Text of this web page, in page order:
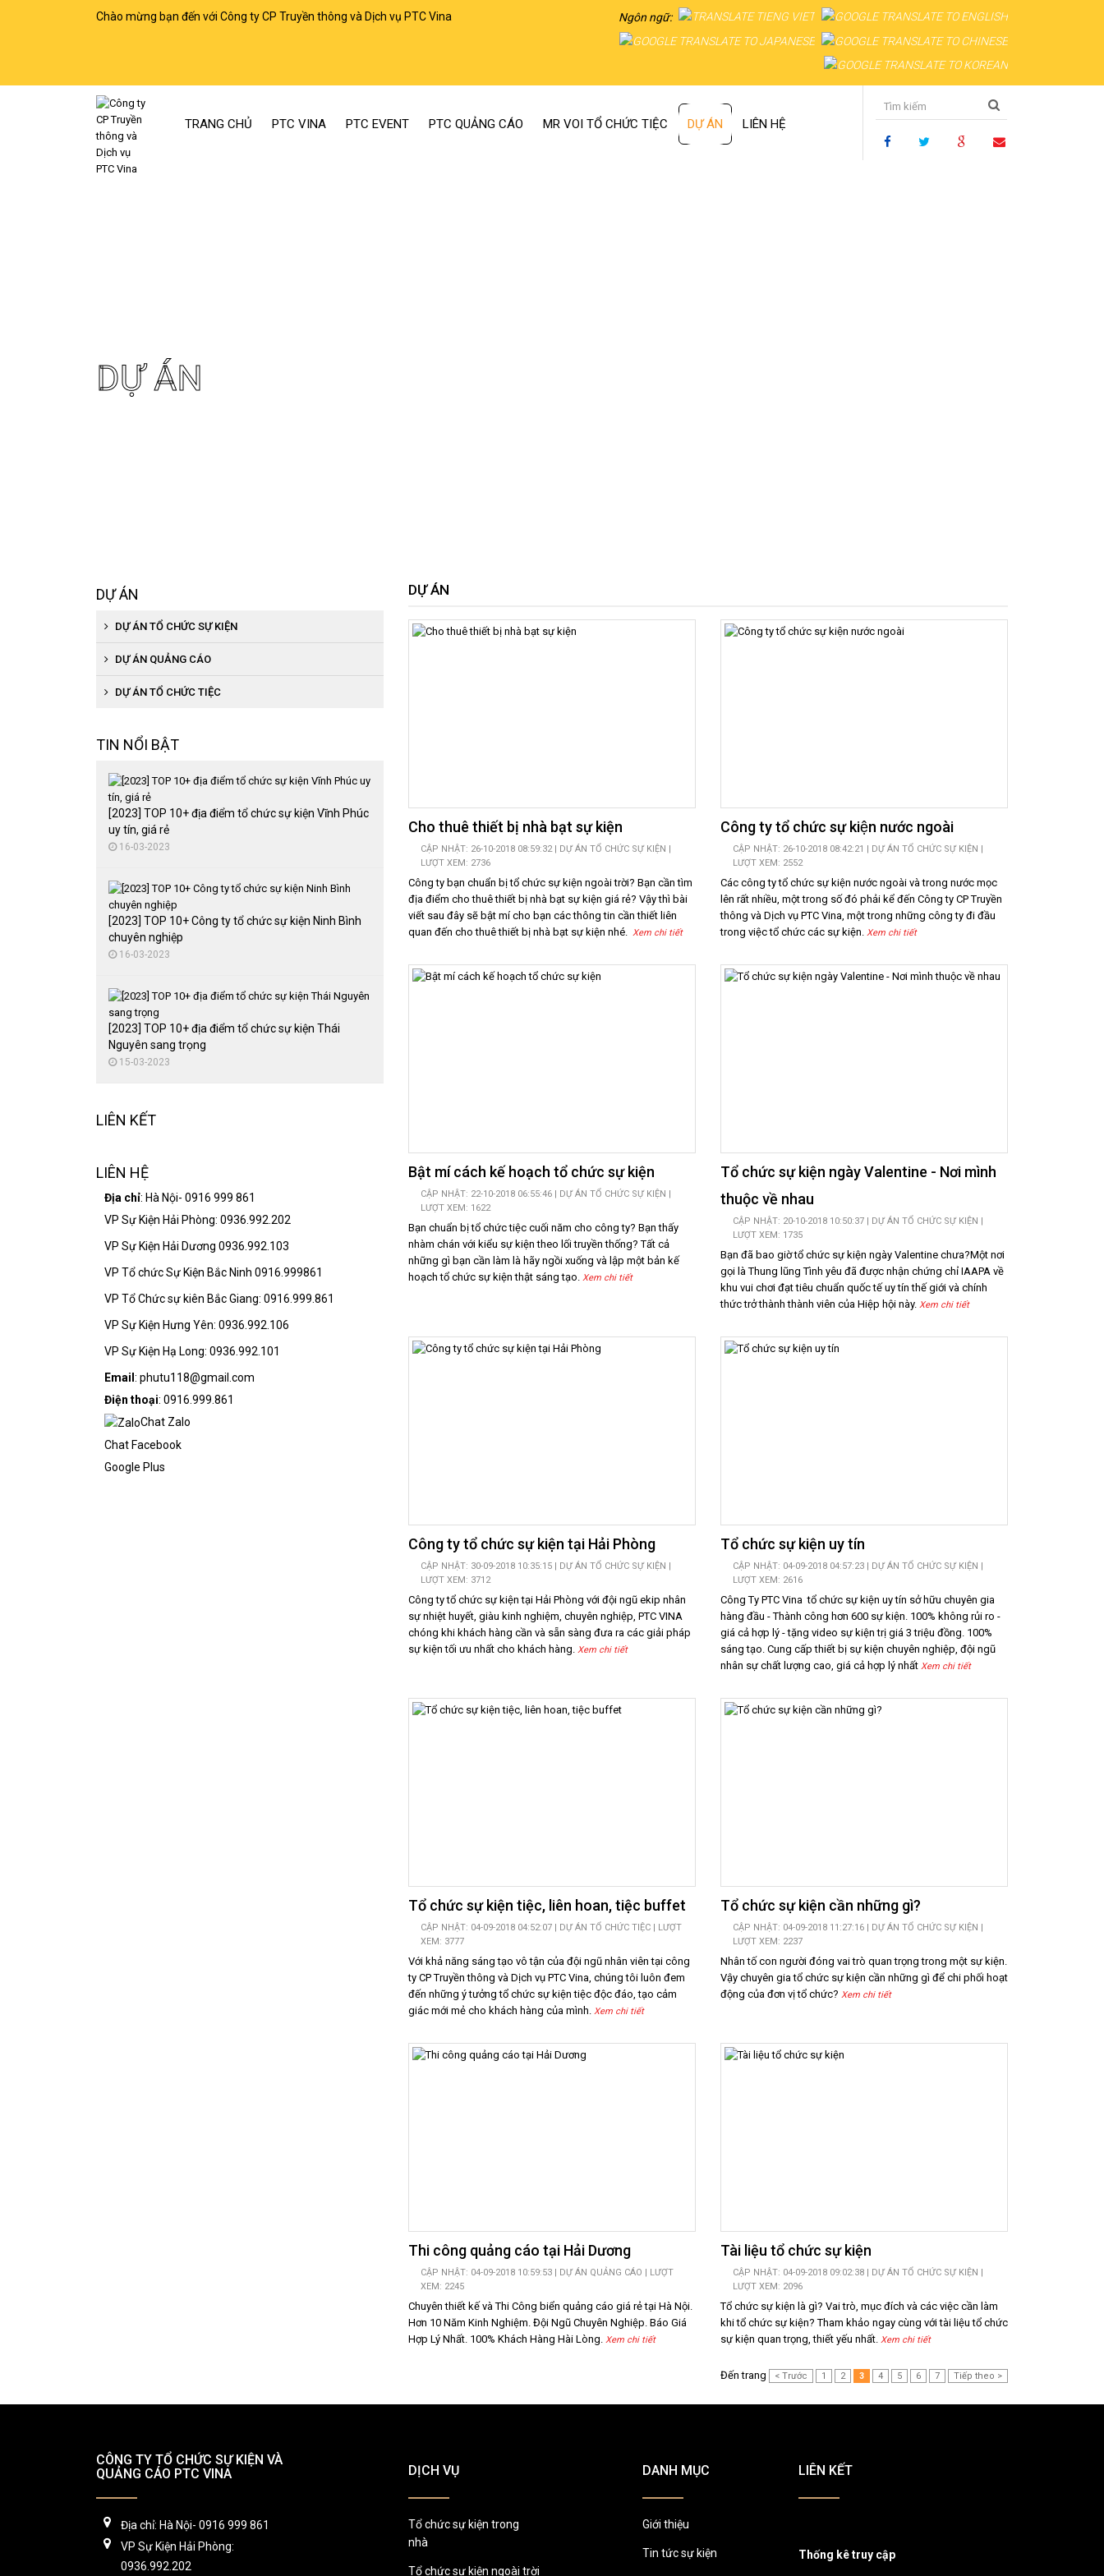
Chào mừng bạn đến với Công ty CP Truyền thông và Dịch vụ PTC Vina Ngôn ngữ:
TRANG CHỦ PTC VINA PTC EVENT PTC QUẢNG CÁO MR VOI TỔ CHỨC TIỆC DỰ ÁN LIÊN HỆ
DỰ ÁN
DỰ ÁN
Cho thuê thiết bị nhà bạt sự kiện
CẬP NHẬT: 26-10-2018 08:59:32 | DỰ ÁN TỔ CHỨC SỰ KIỆN |
LƯỢT XEM: 2736
Công ty bạn chuẩn bị tổ chức sự kiện ngoài trời? Bạn cần tìm
địa điểm cho thuê thiết bị nhà bạt sự kiện giá rẻ? Vậy thì bài
viết sau đây sẽ bật mí cho bạn các thông tin cần thiết liên
quan đến cho thuê thiết bị nhà bạt sự kiện nhé. Xem chi tiết
Công ty tổ chức sự kiện nước ngoài
CẬP NHẬT: 26-10-2018 08:42:21 | DỰ ÁN TỔ CHỨC SỰ KIỆN |
LƯỢT XEM: 2552
Các công ty tổ chức sự kiện nước ngoài và trong nước mọc
lên rất nhiều, một trong số đó phải kể đến Công ty CP Truyền
thông và Dịch vụ PTC Vina, một trong những công ty đi đầu
trong việc tổ chức các sự kiện. Xem chi tiết
Bật mí cách kế hoạch tổ chức sự kiện
CẬP NHẬT: 22-10-2018 06:55:46 | DỰ ÁN TỔ CHỨC SỰ KIỆN |
LƯỢT XEM: 1622
Bạn chuẩn bị tổ chức tiệc cuối năm cho công ty? Bạn thấy
nhàm chán với kiểu sự kiện theo lối truyền thống? Tất cả
những gì bạn cần làm là hãy ngồi xuống và lập một bản kế
hoạch tổ chức sự kiện thật sáng tạo. Xem chi tiết
Tổ chức sự kiện ngày Valentine - Nơi mình
thuộc về nhau
CẬP NHẬT: 20-10-2018 10:50:37 | DỰ ÁN TỔ CHỨC SỰ KIỆN |
LƯỢT XEM: 1735
Bạn đã bao giờ tổ chức sự kiện ngày Valentine chưa?Một nơi
gọi là Thung lũng Tình yêu đã được nhận chứng chỉ IAAPA về
khu vui chơi đạt tiêu chuẩn quốc tế uy tín thế giới và chính
thức trở thành thành viên của Hiệp hội này. Xem chi tiết
Công ty tổ chức sự kiện tại Hải Phòng
CẬP NHẬT: 30-09-2018 10:35:15 | DỰ ÁN TỔ CHỨC SỰ KIỆN |
LƯỢT XEM: 3712
Công ty tổ chức sự kiện tại Hải Phòng với đội ngũ ekip nhân
sự nhiệt huyết, giàu kinh nghiệm, chuyên nghiệp, PTC VINA
chóng khi khách hàng cần và sẵn sàng đưa ra các giải pháp
sự kiện tối ưu nhất cho khách hàng. Xem chi tiết
Tổ chức sự kiện uy tín
CẬP NHẬT: 04-09-2018 04:57:23 | DỰ ÁN TỔ CHỨC SỰ KIỆN |
LƯỢT XEM: 2616
Công Ty PTC Vina tổ chức sự kiện uy tín sở hữu chuyên gia
hàng đầu - Thành công hơn 600 sự kiện. 100% không rủi ro -
giá cả hợp lý - tặng video sự kiện trị giá 3 triệu đồng. 100%
sáng tạo. Cung cấp thiết bị sự kiện chuyên nghiệp, đội ngũ
nhân sự chất lượng cao, giá cả hợp lý nhất Xem chi tiết
Tổ chức sự kiện tiệc, liên hoan, tiệc buffet
CẬP NHẬT: 04-09-2018 04:52:07 | DỰ ÁN TỔ CHỨC TIỆC | LƯỢT
XEM: 3777
Với khả năng sáng tạo vô tận của đội ngũ nhân viên tại công
ty CP Truyền thông và Dịch vụ PTC Vina, chúng tôi luôn đem
đến những ý tưởng tổ chức sự kiện tiệc độc đáo, tạo cảm
giác mới mẻ cho khách hàng của mình. Xem chi tiết
Tổ chức sự kiện cần những gì?
CẬP NHẬT: 04-09-2018 11:27:16 | DỰ ÁN TỔ CHỨC SỰ KIỆN |
LƯỢT XEM: 2237
Nhân tố con người đóng vai trò quan trọng trong một sự kiện.
Vậy chuyên gia tổ chức sự kiện cần những gì để chi phối hoạt
động của đơn vị tổ chức? Xem chi tiết
Thi công quảng cáo tại Hải Dương
CẬP NHẬT: 04-09-2018 10:59:53 | DỰ ÁN QUẢNG CÁO | LƯỢT
XEM: 2245
Chuyên thiết kế và Thi Công biển quảng cáo giá rẻ tại Hà Nội.
Hơn 10 Năm Kinh Nghiệm. Đội Ngũ Chuyên Nghiệp. Báo Giá
Hợp Lý Nhất. 100% Khách Hàng Hài Lòng. Xem chi tiết
Tài liệu tổ chức sự kiện
CẬP NHẬT: 04-09-2018 09:02:38 | DỰ ÁN TỔ CHỨC SỰ KIỆN |
LƯỢT XEM: 2096
Tổ chức sự kiện là gì? Vai trò, mục đích và các việc cần làm
khi tổ chức sự kiện? Tham khảo ngay cùng với tài liệu tổ chức
sự kiện quan trọng, thiết yếu nhất. Xem chi tiết
Đến trang < Trước 1 2 3 4 5 6 7 Tiếp theo >
DỰ ÁN
DỰ ÁN TỔ CHỨC SỰ KIỆN
DỰ ÁN QUẢNG CÁO
DỰ ÁN TỔ CHỨC TIỆC
TIN NỔI BẬT
[2023] TOP 10+ địa điểm tổ chức sự kiện Vĩnh Phúc
uy tín, giá rẻ
16-03-2023
[2023] TOP 10+ Công ty tổ chức sự kiện Ninh Bình
chuyên nghiệp
16-03-2023
[2023] TOP 10+ địa điểm tổ chức sự kiện Thái
Nguyên sang trọng
15-03-2023
LIÊN KẾT
LIÊN HỆ
Địa chỉ: Hà Nội- 0916 999 861
VP Sự Kiện Hải Phòng: 0936.992.202
VP Sự Kiện Hải Dương 0936.992.103
VP Tổ chức Sự Kiện Bắc Ninh 0916.999861
VP Tổ Chức sự kiên Bắc Giang: 0916.999.861
VP Sự Kiện Hưng Yên: 0936.992.106
VP Sự Kiện Hạ Long: 0936.992.101
Email : phutu118@gmail.com
Điện thoại: 0916.999.861
Chat Zalo
Chat Facebook
Google Plus
CÔNG TY TỔ CHỨC SỰ KIỆN VÀ
QUẢNG CÁO PTC VINA
Địa chỉ: Hà Nội- 0916 999 861
VP Sự Kiện Hải Phòng:
0936.992.202
DỊCH VỤ
Tổ chức sự kiện trong
nhà
Tổ chức sự kiện ngoài trời
DANH MỤC
Giới thiệu
Tin tức sự kiện
LIÊN KẾT
Thống kê truy cập